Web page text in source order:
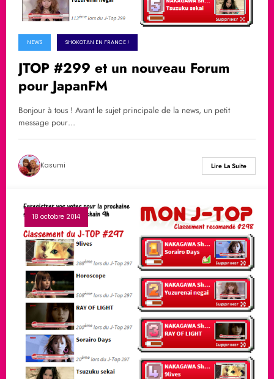
NEWS SHOKOTAN EN FRANCE !
JTOP #299 et un nouveau Forum
pour JapanFM
Bonjour à tous ! Avant le sujet principale de la news, un petit
message pour…
Kasumi Lire La Suite
18 octobre 2014